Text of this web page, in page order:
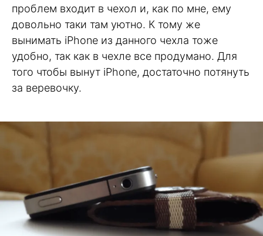
проблем входит в чехол и, как по мне, ему
довольно таки там уютно. К тому же
вынимать iPhone из данного чехла тоже
удобно, так как в чехле все продумано. Для
того чтобы вынут iPhone, достаточно потянуть
за веревочку.